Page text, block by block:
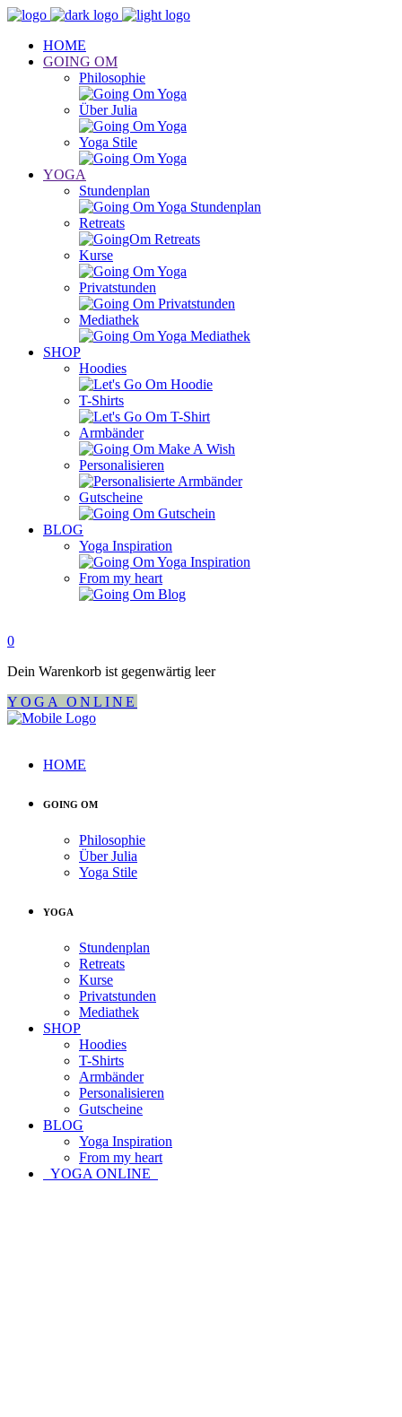
HOME
GOING OM
Philosophie
Über Julia
Yoga Stile
YOGA
Stundenplan
Retreats
Kurse
Privatstunden
Mediathek
SHOP
Hoodies
T-Shirts
Armbänder
Personalisieren
Gutscheine
BLOG
Yoga Inspiration
From my heart
0
Dein Warenkorb ist gegenwärtig leer
YOGA ONLINE
HOME
GOING OM
Philosophie
Über Julia
Yoga Stile
YOGA
Stundenplan
Retreats
Kurse
Privatstunden
Mediathek
SHOP
Hoodies
T-Shirts
Armbänder
Personalisieren
Gutscheine
BLOG
Yoga Inspiration
From my heart
YOGA ONLINE